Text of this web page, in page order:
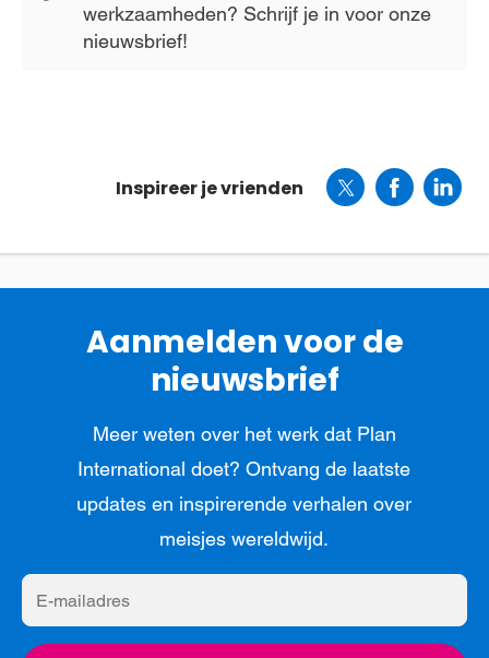
werkzaamheden? Schrijf je in voor onze
nieuwsbrief!
Inspireer je vrienden
Aanmelden voor de
nieuwsbrief
Meer weten over het werk dat Plan
International doet? Ontvang de laatste
updates en inspirerende verhalen over
meisjes wereldwijd.
E-
mailadres